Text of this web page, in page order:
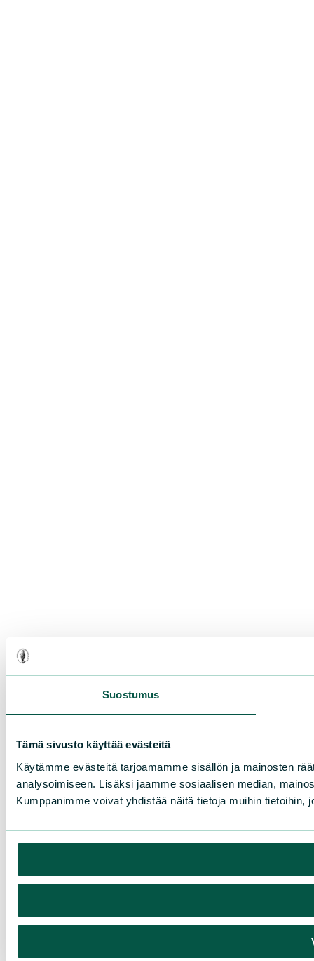
Suostumus
Tämä sivusto käyttää evästeitä
Käytämme evästeitä tarjoamamme sisällön ja mainosten
analysoimiseen. Lisäksi jaamme sosiaalisen median,
Kumppanimme voivat yhdistää näitä tietoja muihin tietoihin,